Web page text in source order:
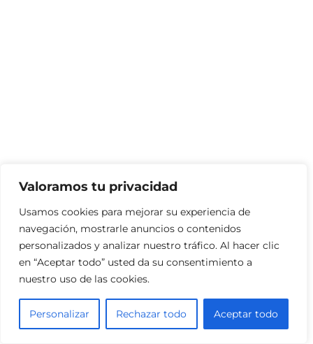
Valoramos tu privacidad
Usamos cookies para mejorar su experiencia de
navegación, mostrarle anuncios o contenidos
personalizados y analizar nuestro tráfico. Al hacer clic
en “Aceptar todo” usted da su consentimiento a
nuestro uso de las cookies.
Personalizar Rechazar todo Aceptar todo